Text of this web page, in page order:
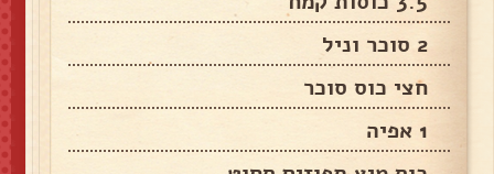
2 סוכר וניל
חצי כוס סוכר
1 אפיה